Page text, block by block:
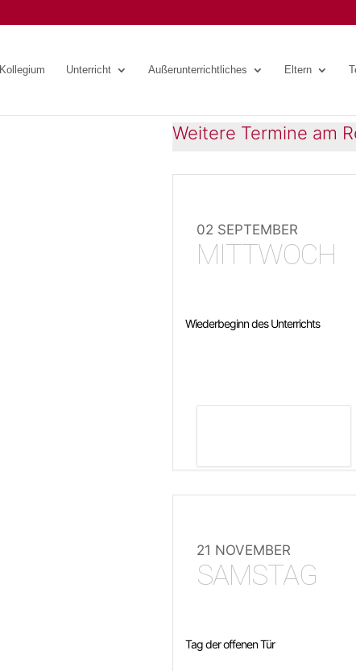
Kollegium Unterricht Außerunterrichtliches Eltern
Weitere Termine am
02 SEPTEMBER
MITTWOCH
Wiederbeginn des Unterrichts
21 NOVEMBER
SAMSTAG
Tag der offenen Tür